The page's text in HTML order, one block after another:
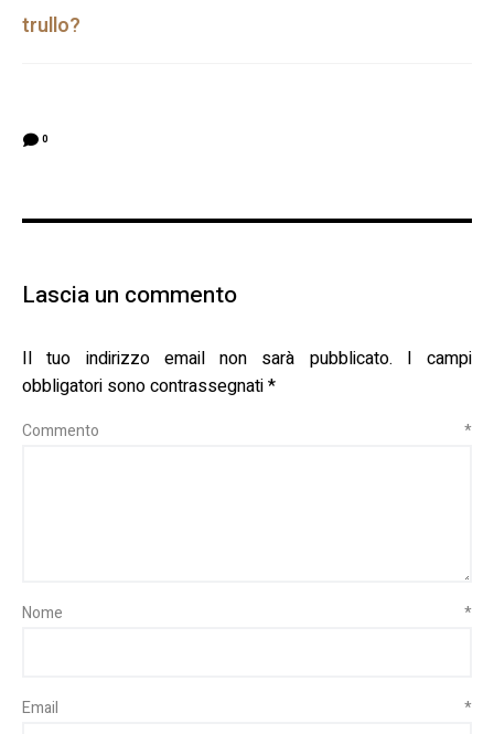
trullo?
0
Lascia un commento
Il tuo indirizzo email non sarà pubblicato.
I campi
obbligatori sono contrassegnati*
Commento *
Nome *
Email *